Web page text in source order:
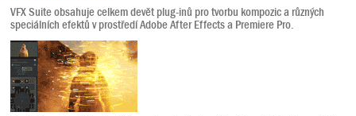
VFX Suite obsahuje celkem devět plug-inů pro tvorbu kompozic a různých
speciálních efektů v prostředí Adobe After Effects a Premiere Pro.